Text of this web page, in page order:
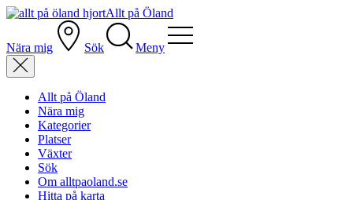
Allt på Öland
Nära mig Sök Meny
Allt på Öland
Nära mig
Kategorier
Platser
Växter
Sök
Om alltpaoland.se
Hitta på karta